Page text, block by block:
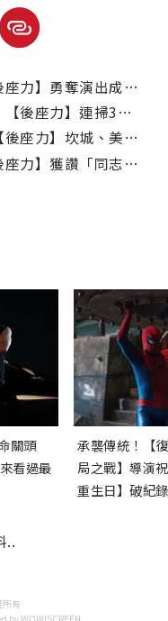
】勇奪演出成就獎
】連掃3座影帝大獎
】坎城、美國連奪獎
獲讚「同志版格雷」
關頭
看過最
承襲傳統！【
局之戰】導演
重生日】破紀
..
有